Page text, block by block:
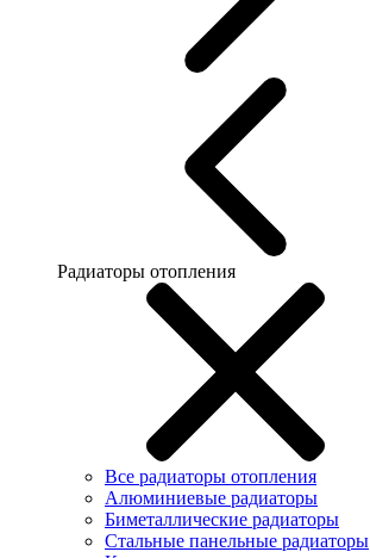
Радиаторы отопления
Все радиаторы отопления
Алюминиевые радиаторы
Биметаллические радиаторы
Стальные панельные радиаторы